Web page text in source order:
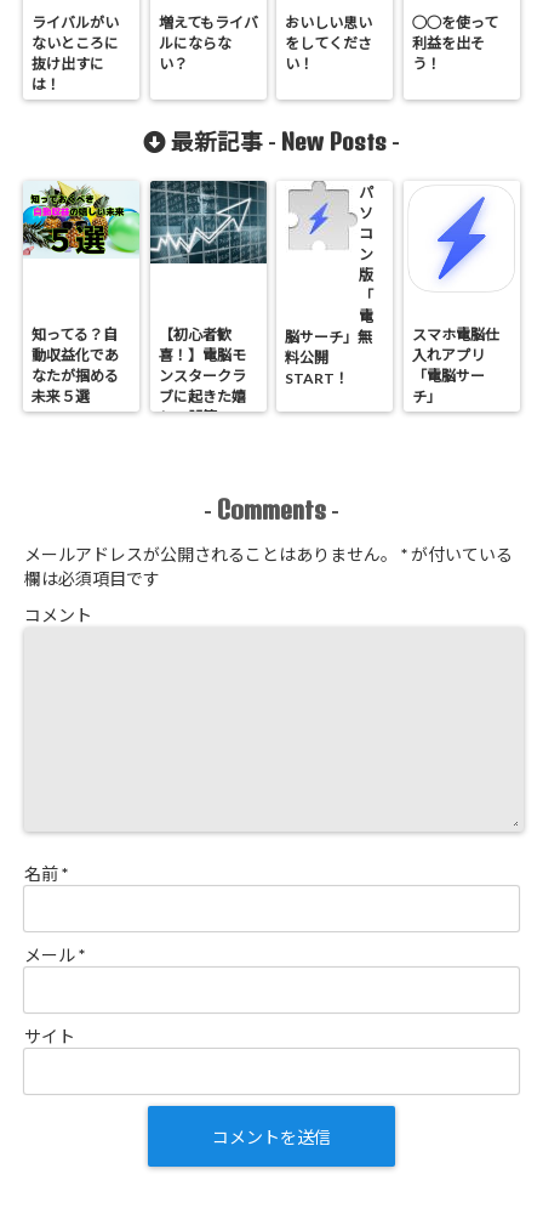
ライバルがい
ないところに
抜け出すに
は！
増えてもライバ
ルにならな
い？
おいしい思い
をしてくださ
い！
◯◯を使って
利益を出そ
う！
最新記事 - New Posts -
知ってる？自
動収益化であ
なたが掴める
未来５選
【初心者歓
喜！】電脳モ
ンスタークラ
ブに起きた嬉
しい誤算
パ
ソ
コ
ン
版
「
電
脳サーチ」無
料公開
START！
スマホ電脳仕
入れアプリ
「電脳サー
チ」
- Comments -
メールアドレスが公開されることはありません。 *が付いている
欄は必須項目です
コメント
名前*
メール*
サイト